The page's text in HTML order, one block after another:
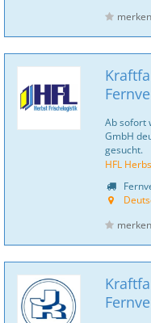
merken
Ab sofort
GmbH
gesucht.
HFL
merken